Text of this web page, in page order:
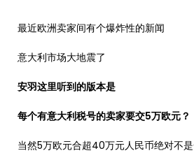
最近欧洲卖家间有个爆炸性的新闻
意大利市场大地震了
安羽这里听到的版本是
每个有意大利税号的卖家要交5万欧元？
当然5万欧元合超40万元人民币绝对不